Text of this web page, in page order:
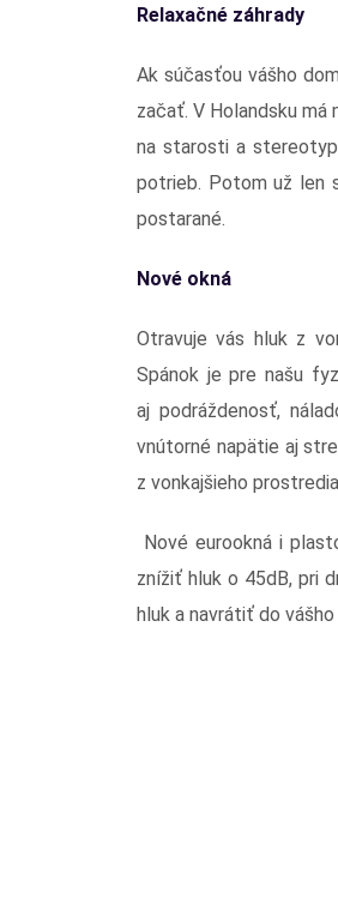
Relaxačné záhrady
Ak súčasťou vášho
začať. V Holandsku má
na starosti a
potrieb. Potom už len
postarané.
Nové okná
Otravuje vás hluk z
Spánok je pre našu
aj podráždenosť,
vnútorné napätie aj
z vonkajšieho
Nové eurookná i
znížiť hluk o 45dB, pri
hluk a navrátiť do